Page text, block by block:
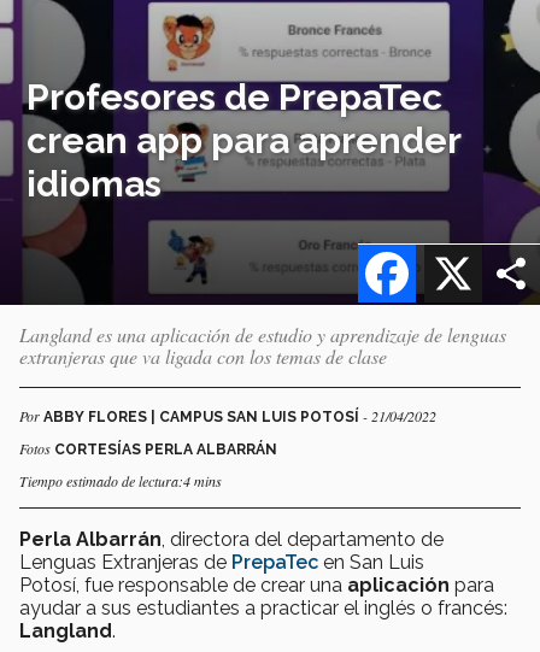
Profesores de PrepaTec
crean app para aprender
idiomas
X
Facebook
Langland es una aplicación de estudio y aprendizaje de lenguas
extranjeras que va ligada con los temas de clase
Por ABBY FLORES | CAMPUS SAN LUIS POTOSÍ - 21/04/2022
Fotos CORTESÍAS PERLA ALBARRÁN
Tiempo estimado de lectura:4 mins
Perla Albarrán , directora del departamento de
Lenguas Extranjeras de PrepaTec en San Luis
Potosí, fue responsable de crear una aplicación para
ayudar a sus estudiantes a practicar el inglés o francés:
Langland.